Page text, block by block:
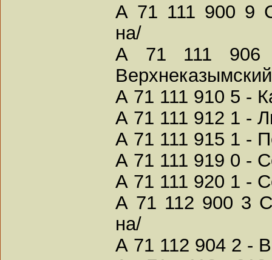
А 71 111 900 9
на/
А 71 111 906
Верхнеказымский
А 71 111 910 5 -
А 71 111 912 1 -
А 71 111 915 1 -
А 71 111 919 0 -
А 71 111 920 1 -
А 71 112 900 3
на/
А 71 112 904 2 -